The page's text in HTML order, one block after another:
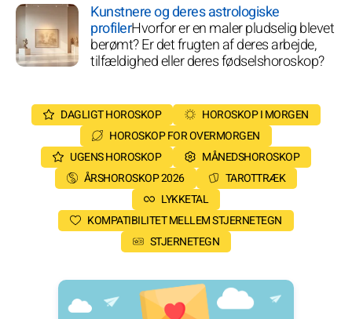
Kunstnere og deres astrologiske
profilerHvorfor er en maler pludselig blevet
berømt? Er det frugten af deres arbejde,
tilfældighed eller deres fødselshoroskop?
DAGLIGT HOROSKOP
HOROSKOP I MORGEN
HOROSKOP FOR OVERMORGEN
UGENS HOROSKOP
MÅNEDSHOROSKOP
ÅRSHOROSKOP 2026
TAROTTRÆK
LYKKETAL
KOMPATIBILITET MELLEM STJERNETEGN
STJERNETEGN